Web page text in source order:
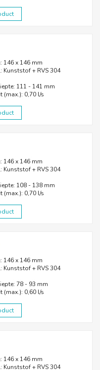
146 x 146 mm
Kunststof + RVS 304
111 - 141 mm
(max.): 0,70 l/s
146 x 146 mm
Kunststof + RVS 304
108 - 138 mm
(max.): 0,70 l/s
146 x 146 mm
Kunststof + RVS 304
78 - 93 mm
(max.): 0,60 l/s
146 x 146 mm
Kunststof + RVS 304